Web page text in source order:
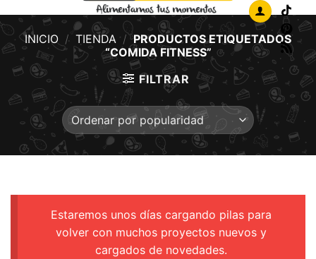
INICIO / TIENDA / PRODUCTOS ETIQUETADOS
“COMIDA FITNESS”
FILTRAR
Estaremos unos días cargando pilas para
volver con muchos proyectos nuevos y
cargados de novedades.